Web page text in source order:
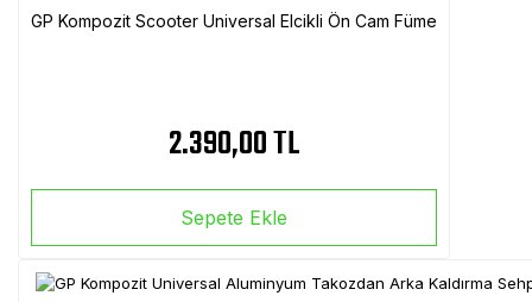
GP Kompozit Scooter Universal Elcikli Ön Cam Füme
2.390,00 TL
Sepete Ekle